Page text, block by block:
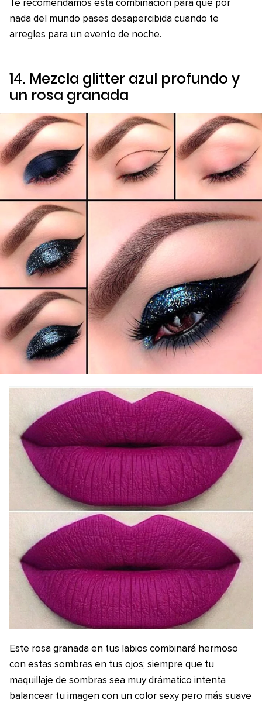
Te recomendamos esta combinación para que por
nada del mundo pases desapercibida cuando te
arregles para un evento de noche.
14. Mezcla glitter azul profundo y
un rosa granada
Este rosa granada en tus labios combinará hermoso
con estas sombras en tus ojos; siempre que tu
maquillaje de sombras sea muy drámatico intenta
balancear tu imagen con un color sexy pero más suave